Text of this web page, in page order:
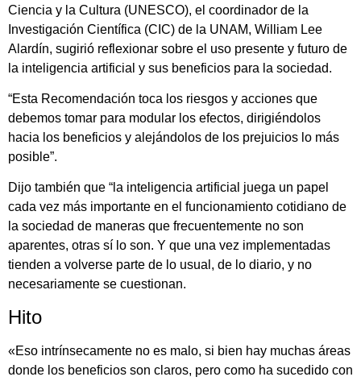
Ciencia y la Cultura (UNESCO), el coordinador de la
Investigación Científica (CIC) de la UNAM, William Lee
Alardín, sugirió reflexionar sobre el uso presente y futuro de
la inteligencia artificial y sus beneficios para la sociedad.
“Esta Recomendación toca los riesgos y acciones que
debemos tomar para modular los efectos, dirigiéndolos
hacia los beneficios y alejándolos de los prejuicios lo más
posible”.
Dijo también que “la inteligencia artificial juega un papel
cada vez más importante en el funcionamiento cotidiano de
la sociedad de maneras que frecuentemente no son
aparentes, otras sí lo son. Y que una vez implementadas
tienden a volverse parte de lo usual, de lo diario, y no
necesariamente se cuestionan.
Hito
«Eso intrínsecamente no es malo, si bien hay muchas áreas
donde los beneficios son claros, pero como ha sucedido con